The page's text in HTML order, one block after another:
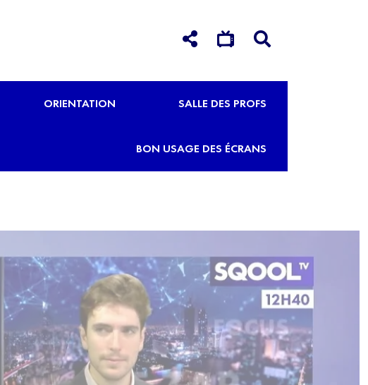
ORIENTATION SALLE DES PROFS
BON USAGE DES ÉCRANS